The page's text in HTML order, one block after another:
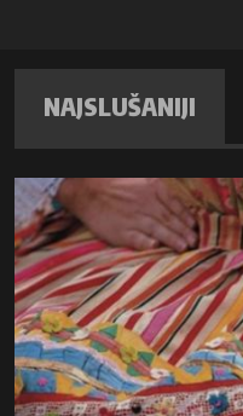
NAJSLUŠANIJI